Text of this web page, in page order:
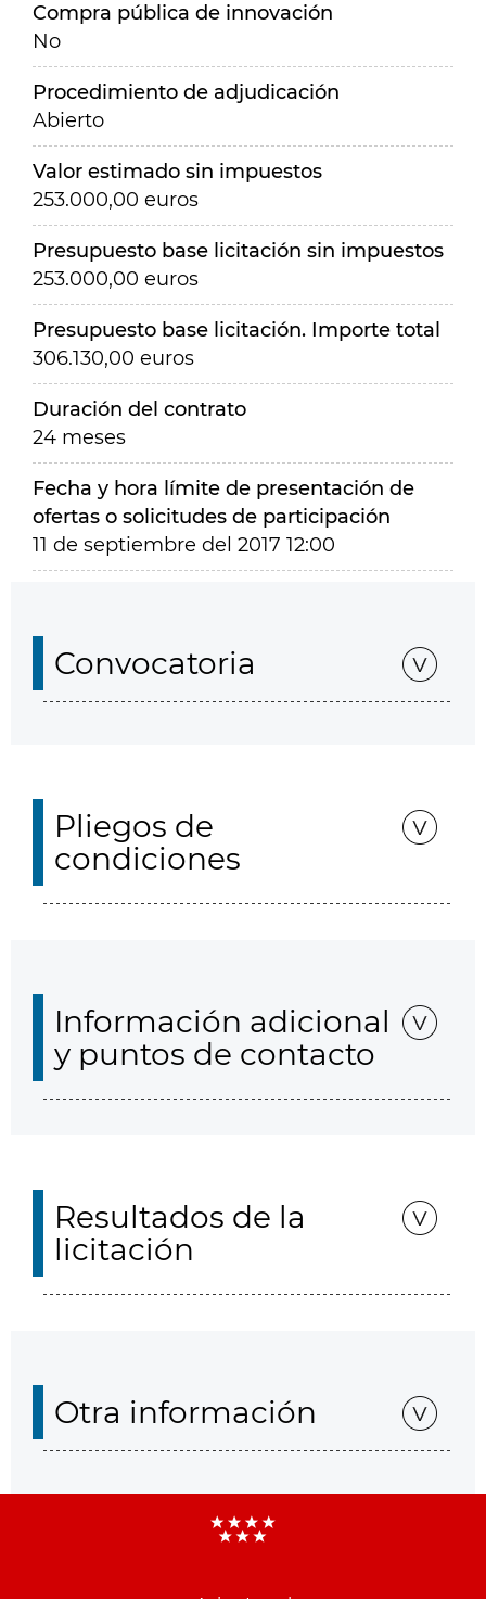
Compra pública de innovación
No
Procedimiento de adjudicación
Abierto
Valor estimado sin impuestos
253.000,00 euros
Presupuesto base licitación sin impuestos
253.000,00 euros
Presupuesto base licitación. Importe total
306.130,00 euros
Duración del contrato
24 meses
Fecha y hora límite de presentación de
ofertas o solicitudes de participación
11 de septiembre del 2017 12:00
Convocatoria
Pliegos de
condiciones
Información adicional
y puntos de contacto
Resultados de la
licitación
Otra información